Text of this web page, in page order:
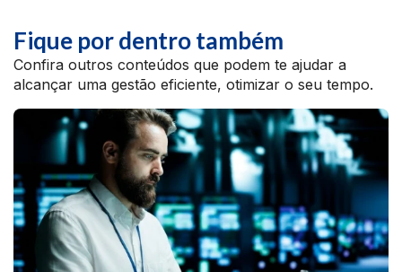
Fique por dentro também
Confira outros conteúdos que podem te ajudar a
alcançar uma gestão eficiente, otimizar o seu tempo.